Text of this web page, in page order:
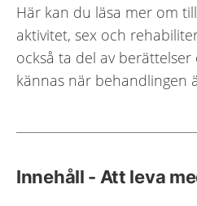
Här kan du läsa mer om
aktivitet, sex och
också ta del av
kännas när behandlingen
Innehåll - Att leva